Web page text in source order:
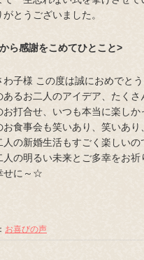
とうございました。
ら感謝をこめてひとこと>
子様 この度は誠におめでとう
るお二人のアイデア、たくさ
お打合せ、いつも本当に楽しか
お食事会も笑いあり、笑いあ
人の新婚生活もすごく楽しいの
の明るい未来とご多幸をお祈
せに～☆
お喜びの声